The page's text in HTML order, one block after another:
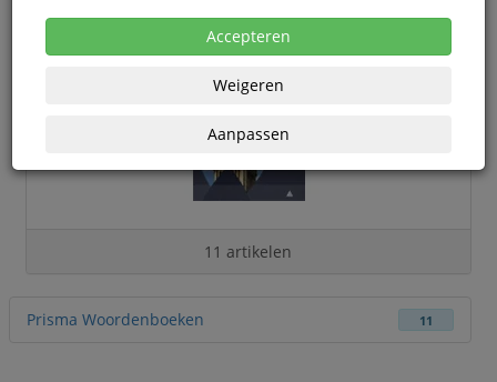
11 artikelen
Prisma Woordenboeken 11
Accepteren
Weigeren
Aanpassen